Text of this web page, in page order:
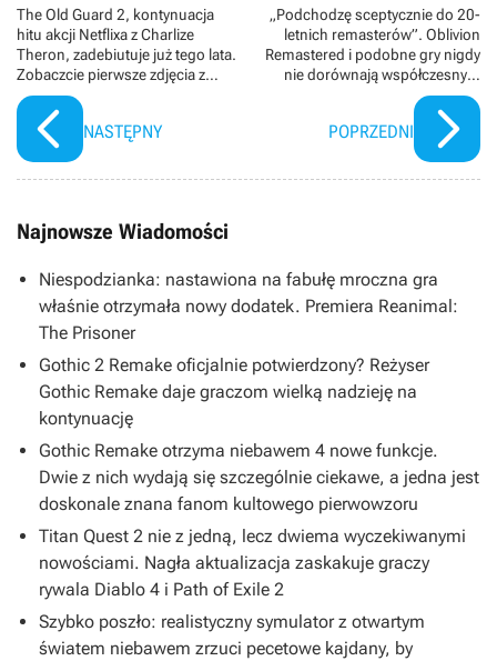
The Old Guard 2, kontynuacja
hitu akcji Netflixa z Charlize
Theron, zadebiutuje już tego lata.
Zobaczcie pierwsze zdjęcia z
„pełnego emocji i adrenaliny”
sequela
NASTĘPNY
„Podchodzę sceptycznie do 20-
letnich remasterów”. Oblivion
Remastered i podobne gry nigdy
nie dorównają współczesnym
arcydziełom, twierdzi były prezes
Blizzarda
POPRZEDNI
Najnowsze Wiadomości
Niespodzianka: nastawiona na fabułę mroczna gra
właśnie otrzymała nowy dodatek. Premiera Reanimal:
The Prisoner
Gothic 2 Remake oficjalnie potwierdzony? Reżyser
Gothic Remake daje graczom wielką nadzieję na
kontynuację
Gothic Remake otrzyma niebawem 4 nowe funkcje.
Dwie z nich wydają się szczególnie ciekawe, a jedna jest
doskonale znana fanom kultowego pierwowzoru
Titan Quest 2 nie z jedną, lecz dwiema wyczekiwanymi
nowościami. Nagła aktualizacja zaskakuje graczy
rywala Diablo 4 i Path of Exile 2
Szybko poszło: realistyczny symulator z otwartym
światem niebawem zrzuci pecetowe kajdany, by